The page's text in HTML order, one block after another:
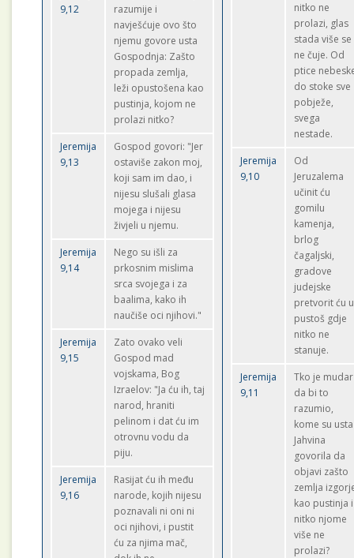
9,12
razumije i
navješćuje ovo što
njemu govore usta
Gospodnja: Zašto
propada zemlja,
leži opustošena kao
pustinja, kojom ne
prolazi nitko?
Jeremija
9,13
Gospod govori: "Jer
ostaviše zakon moj,
koji sam im dao, i
nijesu slušali glasa
mojega i nijesu
živjeli u njemu.
Jeremija
9,14
Nego su išli za
prkosnim mislima
srca svojega i za
baalima, kako ih
naučiše oci njihovi."
Jeremija
9,15
Zato ovako veli
Gospod mad
vojskama, Bog
Izraelov: "Ja ću ih, taj
narod, hraniti
pelinom i dat ću im
otrovnu vodu da
piju.
Jeremija
9,16
Rasijat ću ih među
narode, kojih nijesu
poznavali ni oni ni
oci njihovi, i pustit
ću za njima mač,
nitko ne
prolazi, glas
stada više se
ne čuje. Od
ptice
do stoke sve
pobježe,
svega
nestade.
Jeremija
9,10
Od
Jeruzalema
učinit ću
gomilu
kamenja,
brlog
čagaljski,
gradove
judejske
pretvorit ću u
pustoš gdje
nitko ne
stanuje.
Jeremija
9,11
Tko je mudar
da bi to
razumio,
kome su usta
Jahvina
govorila da
objavi zašto
zemlja
kao pustinja i
nitko njome
više ne
prolazi?